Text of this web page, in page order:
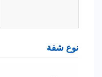
نوع شفة